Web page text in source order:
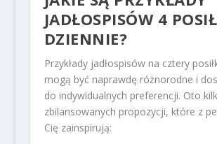
JADŁOSPISÓW 4
DZIENNIE?
Przykłady jadłospisów na cztery
mogą być naprawdę różnorodne i
do indywidualnych preferencji. Oto
zbilansowanych propozycji, które z
Cię zainspirują: